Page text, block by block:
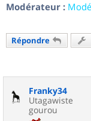
Modérateur :
Répondre
Franky34
Utagawiste
gourou